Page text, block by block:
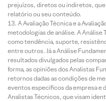
prejuízos, diretos ou indiretos,
relatório ou seu conteúdo.
A Avaliação Técnica e a
metodologias de análise. A
como tendência, suporte,
entre outros. Já a Análise
resultados divulgados pelas
forma, as opiniões dos Analistas
retornos dadas as condições de
eventos específicos da empresa e
Analistas Técnicos, que visam